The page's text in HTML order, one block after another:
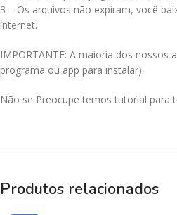
3 – Os arquivos não expiram, você
internet.
IMPORTANTE: A maioria dos
programa ou app para instalar).
Não se Preocupe temos tutorial para
Produtos relacionados